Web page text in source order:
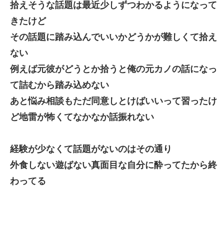
拾えそうな話題は最近少しずつわかるようになって
きたけど
その話題に踏み込んでいいかどうかが難しくて拾え
ない
例えば元彼がどうとか拾うと俺の元カノの話になっ
て詰むから踏み込めない
あと悩み相談もただ同意しとけばいいって習ったけ
ど地雷が怖くてなかなか話振れない
経験が少なくて話題がないのはその通り
外食しない遊ばない真面目な自分に酔ってたから終
わってる